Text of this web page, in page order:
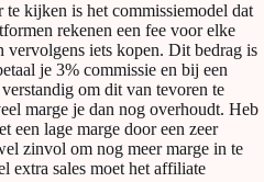
te kijken is het commissiemodel dat
rekenen een fee voor elke
vervolgens iets kopen. Dit bedrag is
je 3% commissie en bij een
om dit van tevoren te
marge je dan nog overhoudt. Heb
een lage marge door een zeer
zinvol om nog meer marge in te
extra sales moet het affiliate